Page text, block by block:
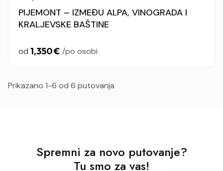
PIJEMONT – IZMEĐU ALPA, VINOGRADA I
KRALJEVSKE BAŠTINE
od 1,350 € /po osobi
Prikazano 1-6 od 6 putovanja
Spremni za novo putovanje?
Tu smo za vas!